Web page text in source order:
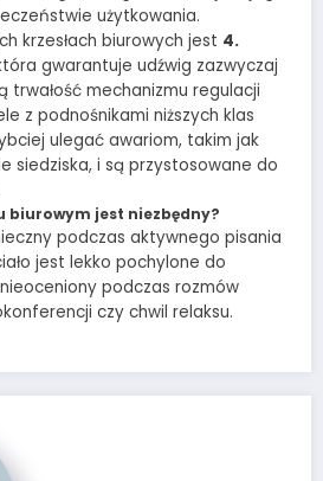
użytkowania.
krzesłach biurowych jest 4.
gwarantuje udźwig zazwyczaj
trwałość mechanizmu regulacji
z podnośnikami niższych klas
ulegać awariom, takim jak
siedziska, i są przystosowane do
biurowym jest niezbędny?
podczas aktywnego pisania
jest lekko pochylone do
podczas rozmów
czy chwil relaksu.